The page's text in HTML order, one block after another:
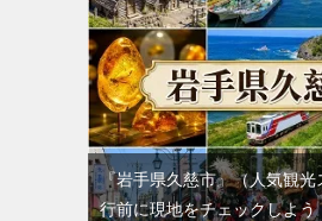
『岩手県久慈市』（人気観光
行前に現地をチェックしよう